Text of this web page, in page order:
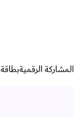
المشاركة الرقمية